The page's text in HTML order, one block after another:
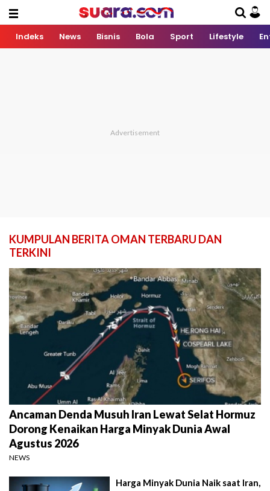
Indeks News Bisnis Bola Sport Lifestyle
KUMPULAN BERITA OMAN TERBARU DAN
TERKINI
Ancaman Denda Musuh Iran Lewat Selat Hormuz
Dorong Kenaikan Harga Minyak Dunia Awal
Agustus 2026
NEWS
Harga Minyak Dunia Naik saat Iran,